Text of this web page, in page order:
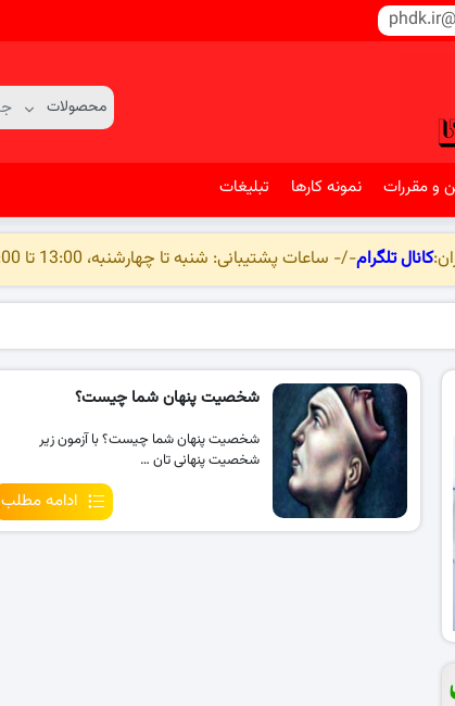
و مقررات نمونه کارها تبلیغات
کانال تلگرام-/- ساعات پشتیبانی: شنبه تا چهارشنبه، 13:00 تا 01:00 -/-
شخصیت پنهان شما چیست؟
شخصیت پنهان شما چیست؟ با آزمون زیر
شخصیت پنهانی تان …
ادامه مطلب